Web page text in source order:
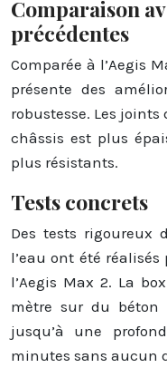
Comparaison
précédentes
Comparée à l’Aegis
présente des
robustesse. Les joints
châssis est plus
plus résistants.
Tests concrets
Des tests rigoureux
l’eau ont été
l’Aegis Max 2. La
mètre sur du béton
jusqu’à une
minutes sans aucun